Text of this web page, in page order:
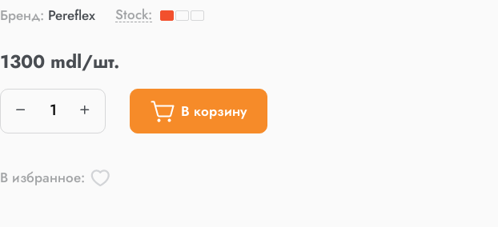
Бренд: Pereflex Stock:
1300 mdl/шт.
В корзину
В избранное: